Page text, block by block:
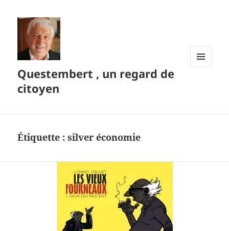
Questembert , un regard de
citoyen
Étiquette :silver économie